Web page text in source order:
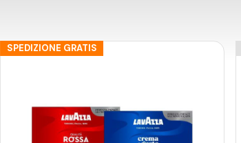
SPEDIZIONE GRATIS